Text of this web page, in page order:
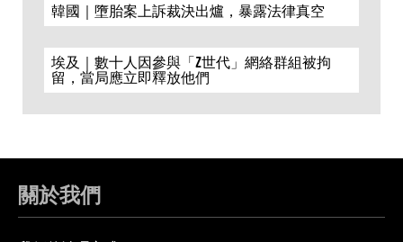
韓國｜墮胎案上訴裁決出爐，暴露法律真空
埃及｜數十人因參與「Z世代」網絡群組被拘
留，當局應立即釋放他們
關於我們